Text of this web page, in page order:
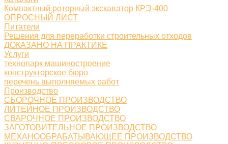
Компактный роторный экскаватор КРЭ-400
ОПРОСНЫЙ ЛИСТ
Питатели
Решения для переработки строительных отходов
ДОКАЗАНО НА ПРАКТИКЕ
Услуги
технопарк машиностроение
конструкторское бюро
перечень выполняемых работ
Производство
СБОРОЧНОЕ ПРОИЗВОДСТВО
ЛИТЕЙНОЕ ПРОИЗВОДСТВО
СВАРОЧНОЕ ПРОИЗВОДСТВО
ЗАГОТОВИТЕЛЬНОЕ ПРОИЗВОДСТВО
МЕХАНООБРАБАТЫВАЮЩЕЕ ПРОИЗВОДСТВО